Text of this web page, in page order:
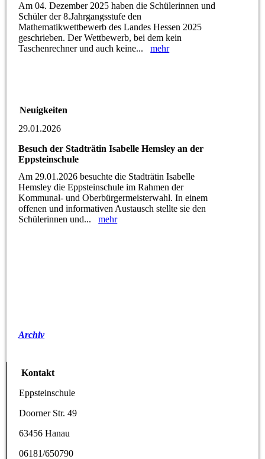
Am 04. Dezember 2025 haben die Schülerinnen und
Schüler der 8.Jahrgangsstufe den
Mathematikwettbewerb des Landes Hessen 2025
geschrieben. Der Wettbewerb, bei dem kein
Taschenrechner und auch keine...mehr
Neuigkeiten
29.01.2026
Besuch der Stadträtin Isabelle Hemsley an der
Eppsteinschule
Am 29.01.2026 besuchte die Stadträtin Isabelle
Hemsley die Eppsteinschule im Rahmen der
Kommunal- und Oberbürgermeisterwahl. In einem
offenen und informativen Austausch stellte sie den
Schülerinnen und...mehr
Archiv
Kontakt
Eppsteinschule
Doorner Str. 49
63456 Hanau
06181/650790